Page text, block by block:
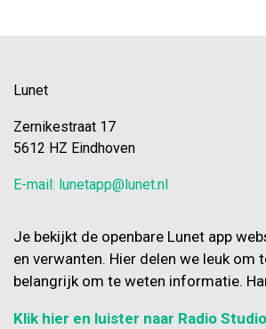
Lunet
Zernikestraat 17
5612 HZ Eindhoven
E-mail: lunetapp@lunet.nl
Je bekijkt de openbare Lunet app
en verwanten. Hier delen we leuk om
belangrijk om te weten informatie.
Klik hier en luister naar Radio